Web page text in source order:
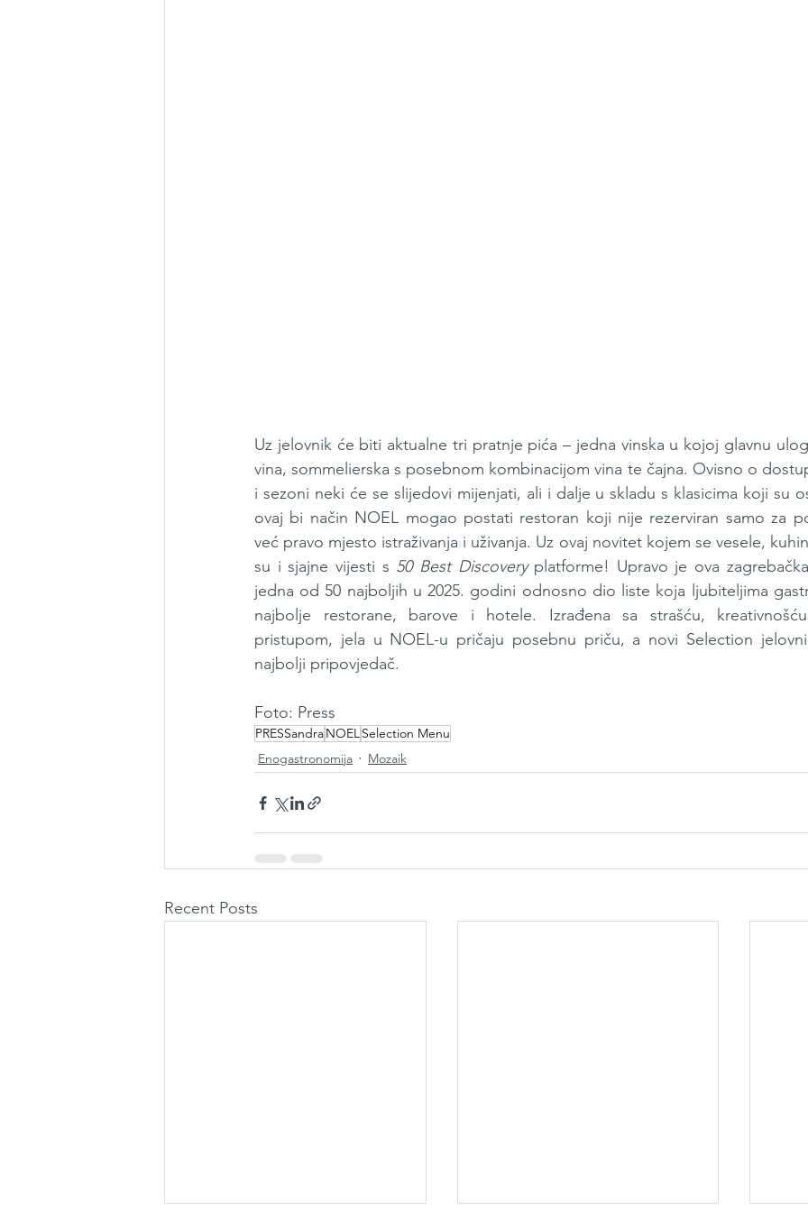
Uz jelovnik će biti aktualne tri pratnje pića – jedna vinska u kojoj glavnu
vina, sommelierska s posebnom kombinacijom vina te čajna. Ovisno o
i sezoni neki će se slijedovi mijenjati, ali i dalje u skladu s klasicima koji su
ovaj bi način NOEL mogao postati restoran koji nije rezerviran samo za
već pravo mjesto istraživanja i uživanja. Uz ovaj novitet kojem se vesele,
su i sjajne vijesti s 50 Best Discovery platforme! Upravo je ova
jedna od 50 najboljih u 2025. godini odnosno dio liste koja ljubiteljima
najbolje restorane, barove i hotele. Izrađena sa strašću,
pristupom, jela u NOEL-u pričaju posebnu priču, a novi Selection
najbolji pripovjedač.
Foto: Press
PRESSandraNOELSelection Menu
Enogastronomija
Mozaik
Recent Posts